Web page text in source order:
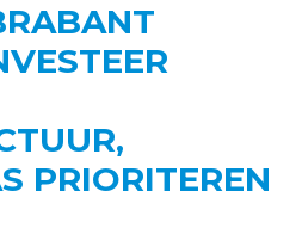
PRIORITEREN